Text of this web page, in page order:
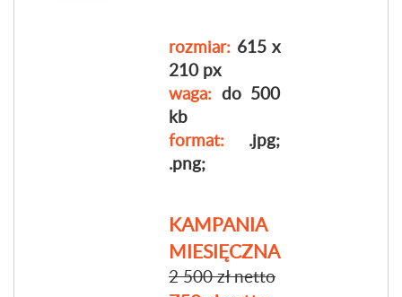
rozmiar: 615 x
210 px
waga: do 500
kb
format: .jpg;
.png;
KAMPANIA
MIESIĘCZNA
2 500 zł netto